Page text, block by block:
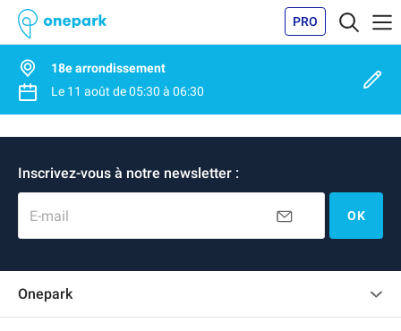
PRO
18e arrondissement
Le 11 août de05:30 à 06:30
Inscrivez-vous à notre newsletter :
E-mail OK
Onepark